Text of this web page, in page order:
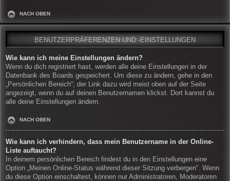
NACH OBEN
BENUTZERPRÄFERENZEN UND -EINSTELLUNGEN
Wie kann ich meine Einstellungen ändern?
Wenn du dich registriert hast, werden alle deine Einstellungen in der
Datenbank des Boards gespeichert. Um diese zu ändern, gehe in den
„Persönlichen Bereich“; der Link dazu wird meist oben auf der Seite
angezeigt, wenn du auf deinen Benutzernamen klickst. Dort kannst du
alle deine Einstellungen ändern.
NACH OBEN
Wie kann ich verhindern, dass mein Benutzername in der Online-
Liste auftaucht?
In deinem persönlichen Bereich findest du in den Einstellungen eine
Option „Meinen Online-Status während dieser Sitzung verbergen“. Wenn
du diese Option einschaltest, können nur Administratoren, Moderatoren